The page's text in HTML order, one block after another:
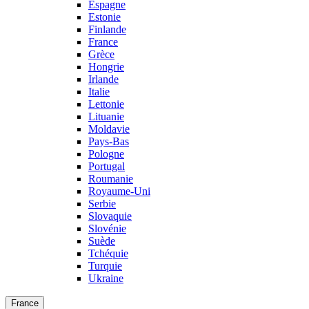
Espagne
Estonie
Finlande
France
Grèce
Hongrie
Irlande
Italie
Lettonie
Lituanie
Moldavie
Pays-Bas
Pologne
Portugal
Roumanie
Royaume-Uni
Serbie
Slovaquie
Slovénie
Suède
Tchéquie
Turquie
Ukraine
France